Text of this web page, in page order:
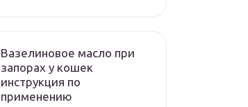
Вазелиновое масло при
запорах у кошек
инструкция по
применению